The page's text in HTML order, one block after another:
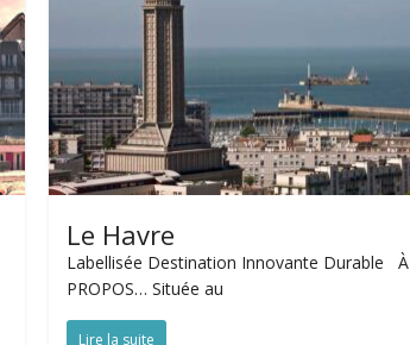
Le Havre
Labellisée Destination Innovante Durable À
PROPOS… Située au
Lire la suite